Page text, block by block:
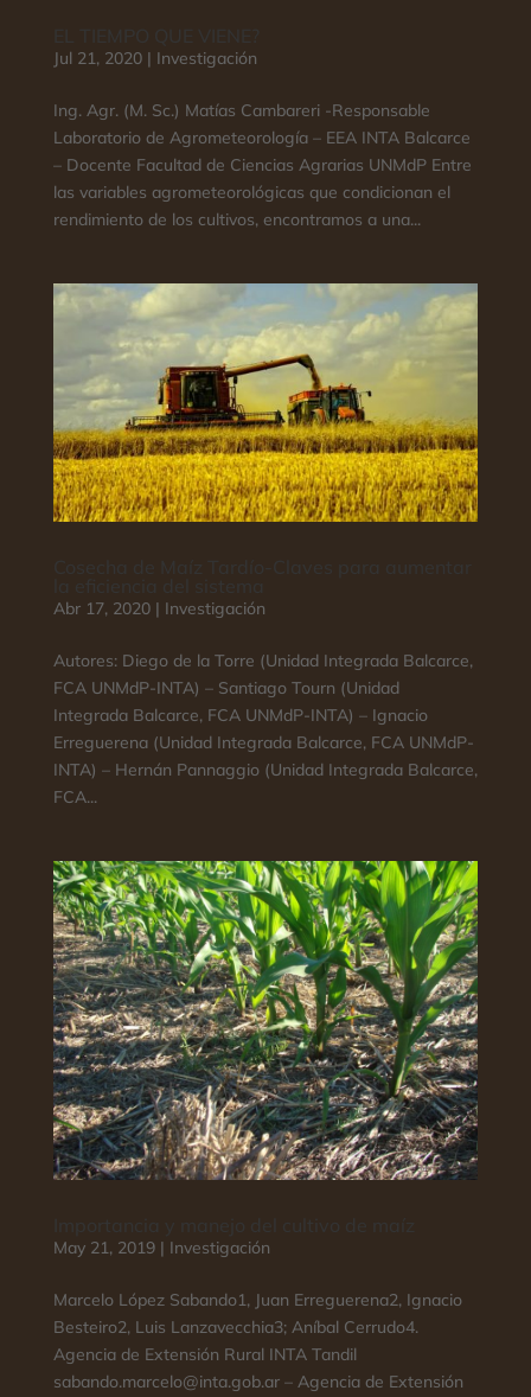
Jul 21, 2020| Investigación
Ing. Agr. (M. Sc.) Matías Cambareri -Responsable
Laboratorio de Agrometeorología – EEA INTA Balcarce
– Docente Facultad de Ciencias Agrarias UNMdP Entre
las variables agrometeorológicas que condicionan el
rendimiento de los cultivos, encontramos a una...
Abr 17, 2020| Investigación
Autores: Diego de la Torre (Unidad Integrada Balcarce,
FCA UNMdP-INTA) – Santiago Tourn (Unidad
Integrada Balcarce, FCA UNMdP-INTA) – Ignacio
Erreguerena (Unidad Integrada Balcarce, FCA UNMdP-
INTA) – Hernán Pannaggio (Unidad Integrada Balcarce,
FCA...
May 21, 2019| Investigación
Marcelo López Sabando1, Juan Erreguerena2, Ignacio
Besteiro2, Luis Lanzavecchia3; Aníbal Cerrudo4.
Agencia de Extensión Rural INTA Tandil
sabando.marcelo@inta.gob.ar – Agencia de Extensión